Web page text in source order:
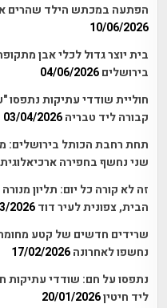
הפתעה במכתש הילד שהרים אבן
10/06/2026
בית יוצר גדול לכלי אבן
בירושלים 04/06/2026
חוליית שודדי עתיקות
קבורה ליד טבריה 03/04/2026
תחת רחבת הכותל בירושלים:
שני נחשף בחפירה ארכיאלוגית
זה לא קורה כל יום: תליון
הבית, צפונית לעיר דוד 2026
שרידים חדשים של קטע
נחשפו לאחרונה 17/02/2026
נתפסו על חם: שודדי עתיקות
ליד חיטין20/01/2026